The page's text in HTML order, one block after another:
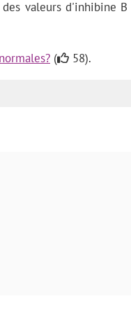
valeurs d'inhibine
( 58).